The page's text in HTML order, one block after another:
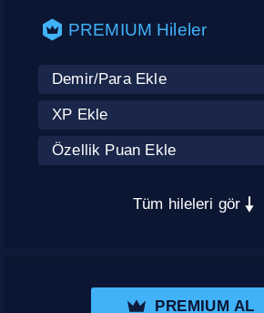
PREMIUM Hileler
Demir/Para Ekle
XP Ekle
Özellik Puan Ekle
Tüm hileleri gör
PREMIUM AL